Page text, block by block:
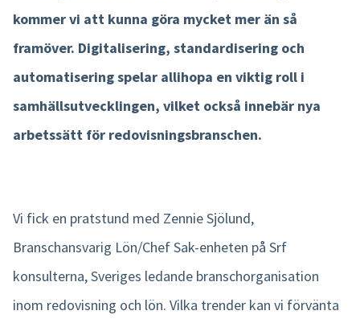
Integrationer
Mobilapp
Nmbrs Marketplace
kommer vi att kunna göra mycket mer än så
framöver. Digitalisering, standardisering och
automatisering spelar allihopa en viktig roll i
samhällsutvecklingen, vilket också innebär nya
arbetssätt för redovisningsbranschen.
Vi fick en pratstund med Zennie Sjölund,
Branschansvarig Lön/Chef Sak-enheten på Srf
konsulterna, Sveriges ledande branschorganisation
inom redovisning och lön. Vilka trender kan vi förvänta